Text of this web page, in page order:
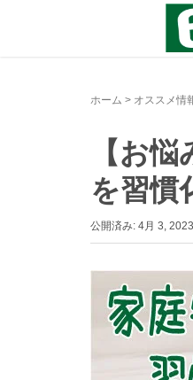
ホーム > オススメ情
【お
を習慣
公開済み: 4月 3, 2023